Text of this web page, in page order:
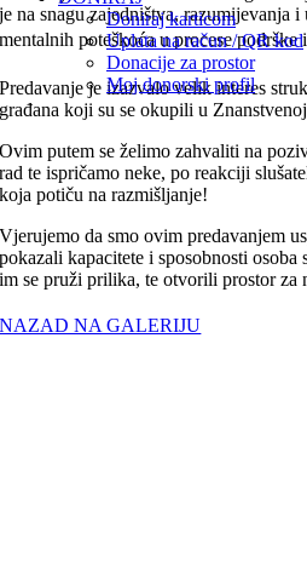
Doniraj karticom
Uplata na račun / QR kod
Donacije za prostor
Moj donorski profil
je na snagu zajedništva, razumijevanja
mentalnih poteškoća u procese podrške
Predavanje je izazvalo velik interes
građana koji su se okupili u
Ovim putem se želimo zahvaliti na
rad te ispričamo neke, po reakciji
koja potiču na razmišljanje!
Vjerujemo da smo ovim predavanjem
pokazali kapacitete i sposobnosti
im se pruži prilika, te otvorili prostor za
NAZAD NA GALERIJU